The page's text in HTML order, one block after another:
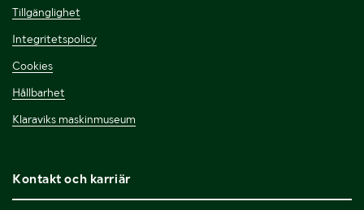
Tillgänglighet
Integritetspolicy
Cookies
Hållbarhet
Klaraviks maskinmuseum
Kontakt och karriär